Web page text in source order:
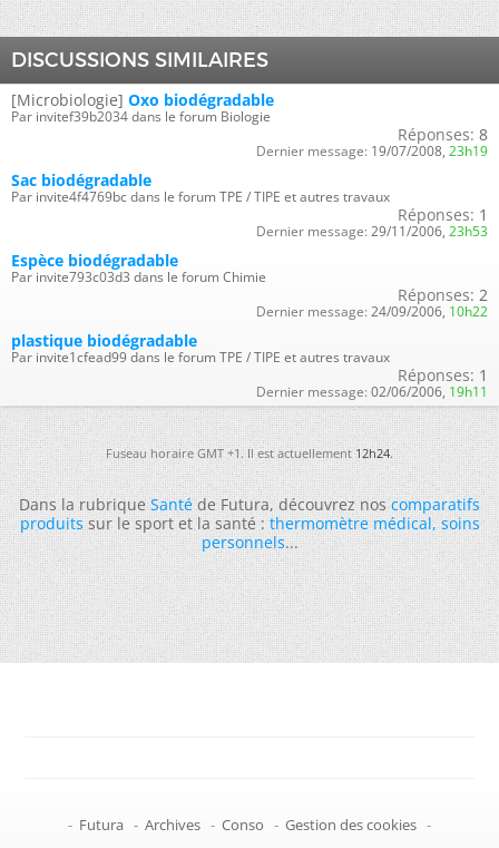
DISCUSSIONS SIMILAIRES
[Microbiologie] Oxo biodégradable
Par invitef39b2034 dans le forum Biologie
Réponses: 8
Dernier message: 19/07/2008, 23h19
Sac biodégradable
Par invite4f4769bc dans le forum TPE / TIPE et autres travaux
Réponses: 1
Dernier message: 29/11/2006, 23h53
Espèce biodégradable
Par invite793c03d3 dans le forum Chimie
Réponses: 2
Dernier message: 24/09/2006, 10h22
plastique biodégradable
Par invite1cfead99 dans le forum TPE / TIPE et autres travaux
Réponses: 1
Dernier message: 02/06/2006, 19h11
Fuseau horaire GMT +1. Il est actuellement12h24.
Dans la rubriqueSantéde Futura, découvrez noscomparatifs
produitssur le sport et la santé :thermomètre médical,soins
personnels...
- Futura - Archives - Conso - Gestion des cookies -